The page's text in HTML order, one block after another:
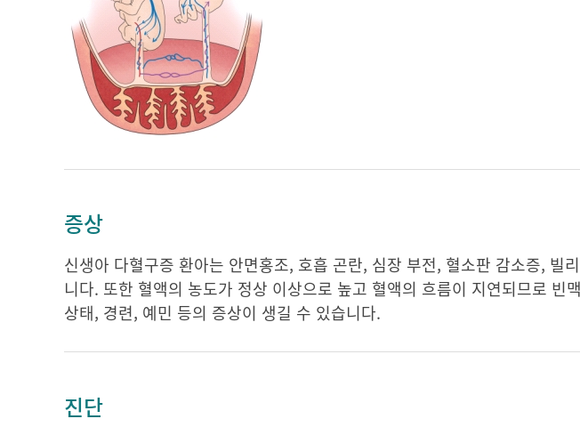
증상
신생아 다혈구증 환아는 안면홍조, 호흡 곤란, 심장 부전, 혈소판 감소증, 빌
니다. 또한 혈액의 농도가 정상 이상으로 높고 혈액의 흐름이 지연되므로
상태, 경련, 예민 등의 증상이 생길 수 있습니다.
진단